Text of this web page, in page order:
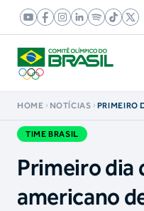
HOME NOTÍCIAS
PRIMEIRO
TIME BRASIL
Primeiro dia
americano